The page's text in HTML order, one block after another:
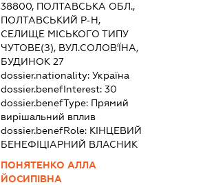
38800, ПОЛТАВСЬКА ОБЛ.,
ПОЛТАВСЬКИЙ Р-Н,
СЕЛИЩЕ МІСЬКОГО ТИПУ
ЧУТОВЕ(З), ВУЛ.СОЛОВ'ЇНА,
БУДИНОК 27
dossier.nationality: Україна
dossier.benefInterest: 30
dossier.benefType: Прямий
вирішальний вплив
dossier.benefRole: КІНЦЕВИЙ
БЕНЕФІЦІАРНИЙ ВЛАСНИК
ПОНЯТЕНКО АЛЛА
ЙОСИПІВНА